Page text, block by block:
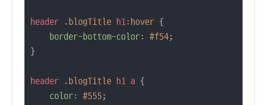
header .blogTitle h1:hover {
border-bottom-color: #f54;
}
header .blogTitle h1 a {
color: #555 ;